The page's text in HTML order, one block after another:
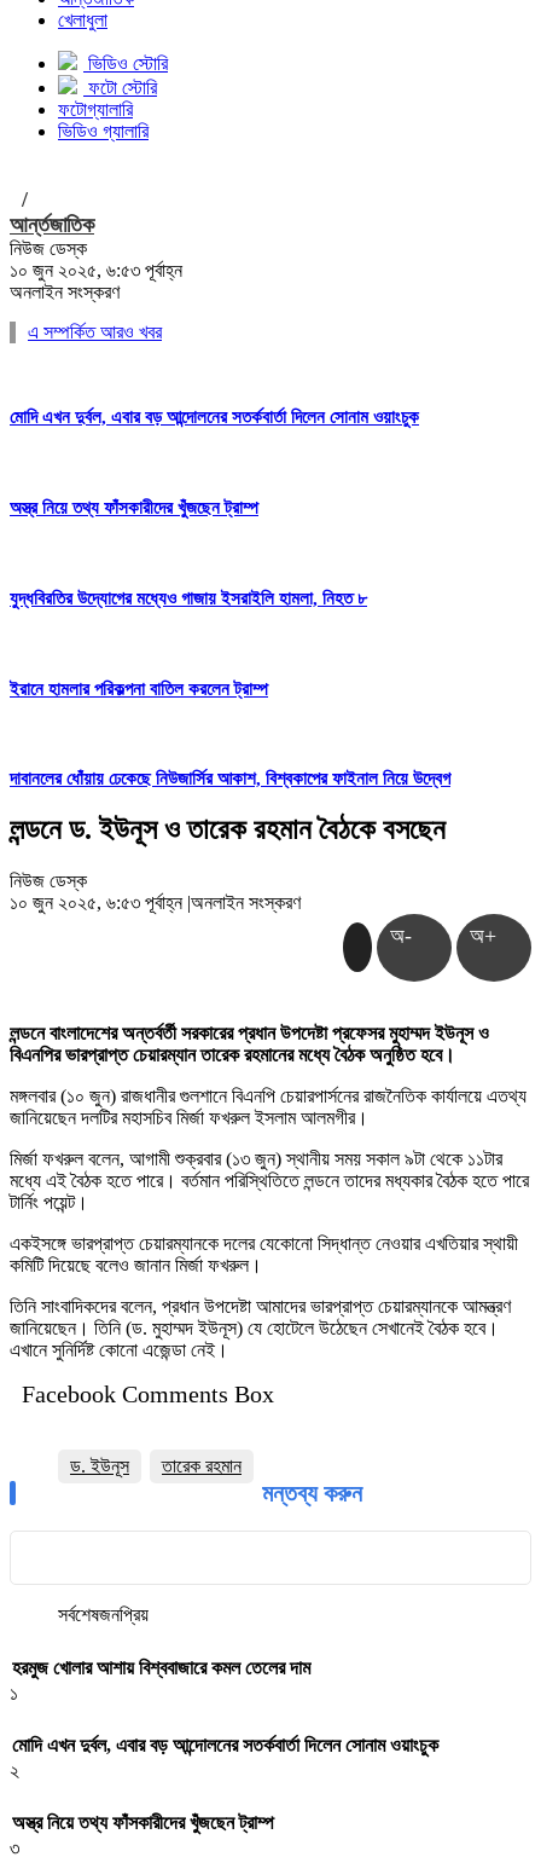
খেলাধুলা
ভিডিও স্টোরি
ফটো স্টোরি
ফটোগ্যালারি
ভিডিও গ্যালারি
/
আর্ন্তজাতিক
নিউজ ডেস্ক
১০ জুন ২০২৫, ৬:৫৩ পূর্বাহ্ন
অনলাইন সংস্করণ
এ সম্পর্কিত আরও খবর
মোদি এখন দুর্বল, এবার বড় আন্দোলনের সতর্কবার্তা দিলেন সোনাম ওয়াংচুক
অস্ত্র নিয়ে তথ্য ফাঁসকারীদের খুঁজছেন ট্রাম্প
যুদ্ধবিরতির উদ্যোগের মধ্যেও গাজায় ইসরাইলি হামলা, নিহত ৮
ইরানে হামলার পরিকল্পনা বাতিল করলেন ট্রাম্প
দাবানলের ধোঁয়ায় ঢেকেছে নিউজার্সির আকাশ, বিশ্বকাপের ফাইনাল নিয়ে উদ্বেগ
লন্ডনে ড. ইউনূস ও তারেক রহমান বৈঠকে বসছেন
নিউজ ডেস্ক
১০ জুন ২০২৫, ৬:৫৩ পূর্বাহ্ন |অনলাইন সংস্করণ
অ- অ+
লন্ডনে বাংলাদেশের অন্তর্বর্তী সরকারের প্রধান উপদেষ্টা প্রফেসর মুহাম্মদ ইউনূস ও
বিএনপির ভারপ্রাপ্ত চেয়ারম্যান তারেক রহমানের মধ্যে বৈঠক অনুষ্ঠিত হবে।
মঙ্গলবার (১০ জুন) রাজধানীর গুলশানে বিএনপি চেয়ারপার্সনের রাজনৈতিক কার্যালয়ে এতথ্য
জানিয়েছেন দলটির মহাসচিব মির্জা ফখরুল ইসলাম আলমগীর।
মির্জা ফখরুল বলেন, আগামী শুক্রবার (১৩ জুন) স্থানীয় সময় সকাল ৯টা থেকে ১১টার
মধ্যে এই বৈঠক হতে পারে। বর্তমান পরিস্থিতিতে লন্ডনে তাদের মধ্যকার বৈঠক হতে পারে
টার্নিং পয়েন্ট।
একইসঙ্গে ভারপ্রাপ্ত চেয়ারম্যানকে দলের যেকোনো সিদ্ধান্ত নেওয়ার এখতিয়ার স্থায়ী
কমিটি দিয়েছে বলেও জানান মির্জা ফখরুল।
তিনি সাংবাদিকদের বলেন, প্রধান উপদেষ্টা আমাদের ভারপ্রাপ্ত চেয়ারম্যানকে আমন্ত্রণ
জানিয়েছেন। তিনি (ড. মুহাম্মদ ইউনূস) যে হোটেলে উঠেছেন সেখানেই বৈঠক হবে।
এখানে সুনির্দিষ্ট কোনো এজেন্ডা নেই।
Facebook Comments Box
ড. ইউনূস তারেক রহমান
মন্তব্য করুন
সর্বশেষজনপ্রিয়
হরমুজ খোলার আশায় বিশ্ববাজারে কমল তেলের দাম
১
মোদি এখন দুর্বল, এবার বড় আন্দোলনের সতর্কবার্তা দিলেন সোনাম ওয়াংচুক
২
অস্ত্র নিয়ে তথ্য ফাঁসকারীদের খুঁজছেন ট্রাম্প
৩